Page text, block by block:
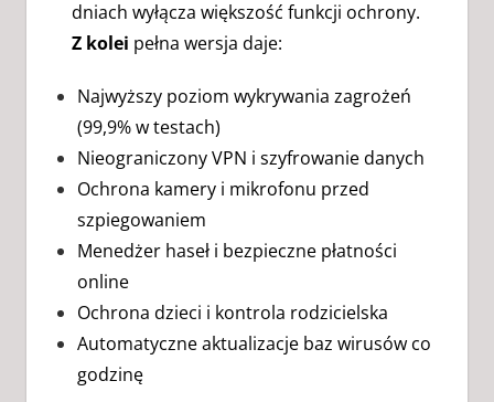
dniach wyłącza większość funkcji ochrony.
Z kolei pełna wersja daje:
Najwyższy poziom wykrywania zagrożeń
(99,9% w testach)
Nieograniczony VPN i szyfrowanie danych
Ochrona kamery i mikrofonu przed
szpiegowaniem
Menedżer haseł i bezpieczne płatności
online
Ochrona dzieci i kontrola rodzicielska
Automatyczne aktualizacje baz wirusów co
godzinę